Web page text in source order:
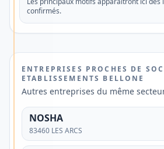
confirmés.
ENTREPRISES PROCHES DE
ETABLISSEMENTS BELLONE
Autres entreprises du même
NOSHA
83460 LES ARCS
traditionnelles
recherchez
un
compte
bancaire
simple,